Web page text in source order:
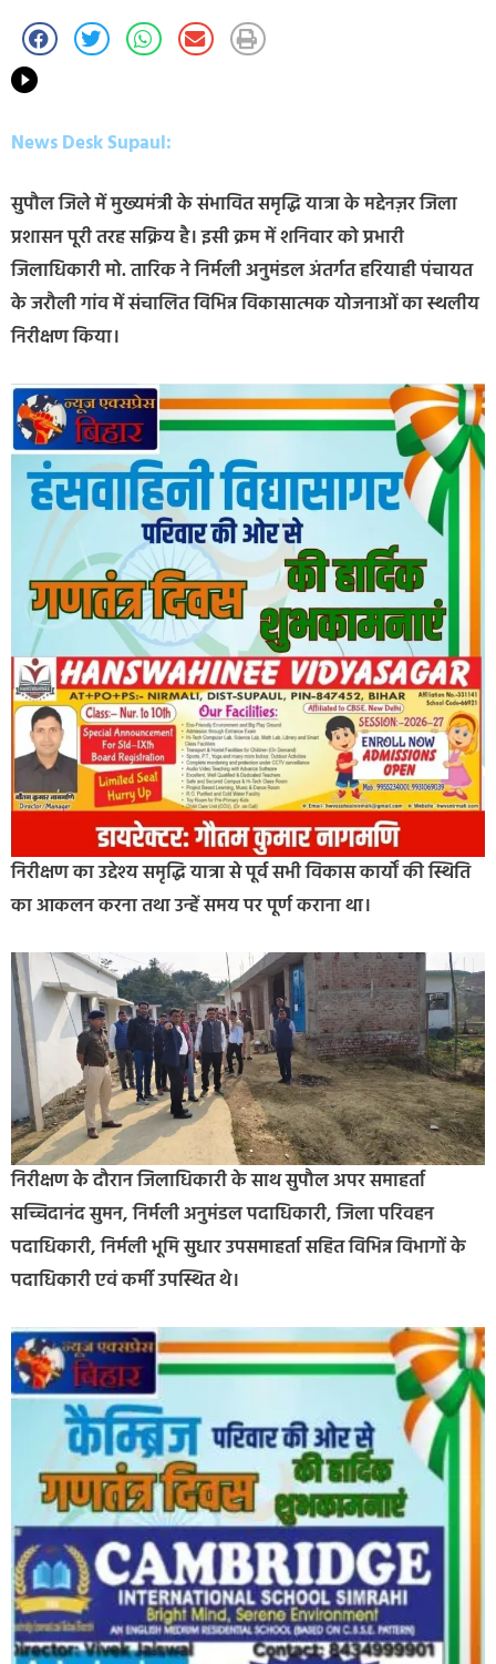
News Desk Supaul:
सुपौल जिले में मुख्यमंत्री के संभावित समृद्धि यात्रा के मद्देनज़र जिला
प्रशासन पूरी तरह सक्रिय है। इसी क्रम में शनिवार को प्रभारी
जिलाधिकारी मो. तारिक ने निर्मली अनुमंडल अंतर्गत हरियाही पंचायत
के जरौली गांव में संचालित विभिन्न विकासात्मक योजनाओं का स्थलीय
निरीक्षण किया।
निरीक्षण का उद्देश्य समृद्धि यात्रा से पूर्व सभी विकास कार्यों की स्थिति
का आकलन करना तथा उन्हें समय पर पूर्ण कराना था।
निरीक्षण के दौरान जिलाधिकारी के साथ सुपौल अपर समाहर्ता
सच्चिदानंद सुमन, निर्मली अनुमंडल पदाधिकारी, जिला परिवहन
पदाधिकारी, निर्मली भूमि सुधार उपसमाहर्ता सहित विभिन्न विभागों के
पदाधिकारी एवं कर्मी उपस्थित थे।